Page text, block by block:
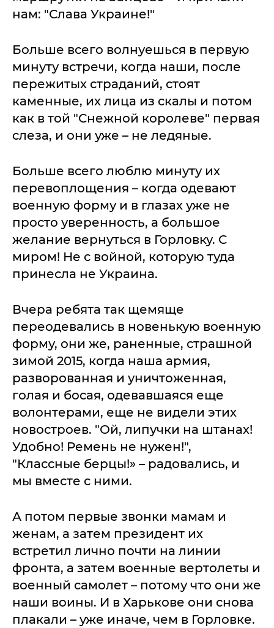
нам: "Слава Украине!"
Больше всего волнуешься в первую
минуту встречи, когда наши, после
пережитых страданий, стоят
каменные, их лица из скалы и потом
как в той "Снежной королеве" первая
слеза, и они уже – не ледяные.
Больше всего люблю минуту их
перевоплощения – когда одевают
военную форму и в глазах уже не
просто уверенность, а большое
желание вернуться в Горловку. С
миром! Не с войной, которую туда
принесла не Украина.
Вчера ребята так щемяще
переодевались в новенькую военную
форму, они же, раненные, страшной
зимой 2015, когда наша армия,
разворованная и уничтоженная,
голая и босая, одевавшаяся еще
волонтерами, еще не видели этих
новостроев. "Ой, липучки на штанах!
Удобно! Ремень не нужен!",
"Классные берцы!» – радовались, и
мы вместе с ними.
А потом первые звонки мамам и
женам, а затем президент их
встретил лично почти на линии
фронта, а затем военные вертолеты и
военный самолет – потому что они же
наши воины. И в Харькове они снова
плакали – уже иначе, чем в Горловке.